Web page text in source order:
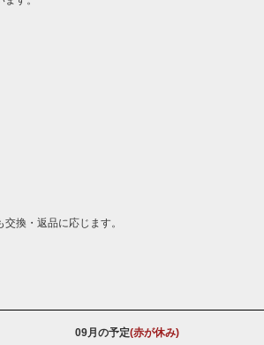
換・返品に応じます。
09月の予定(赤が休み)